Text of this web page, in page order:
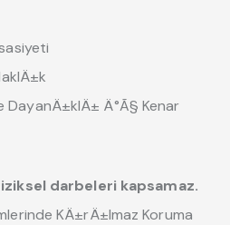
Ä°Ã§ Kenar
darbeleri kapsamaz.
KÄ±rÄ±lmaz Koruma